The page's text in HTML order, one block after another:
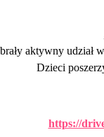
aktywny udział
Dzieci
https://